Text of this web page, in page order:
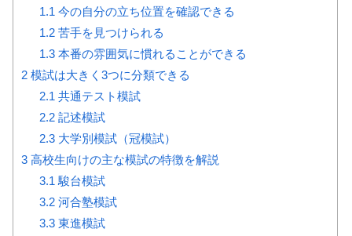
1.1 今の自分の立ち位置を確認できる
1.2苦手を見つけられる
1.3本番の雰囲気に慣れることができる
2 模試は大きく3つに分類できる
2.1 共通テスト模試
2.2記述模試
2.3大学別模試（冠模試）
3 高校生向けの主な模試の特徴を解説
3.1 駿台模試
3.2河合塾模試
3.3東進模試